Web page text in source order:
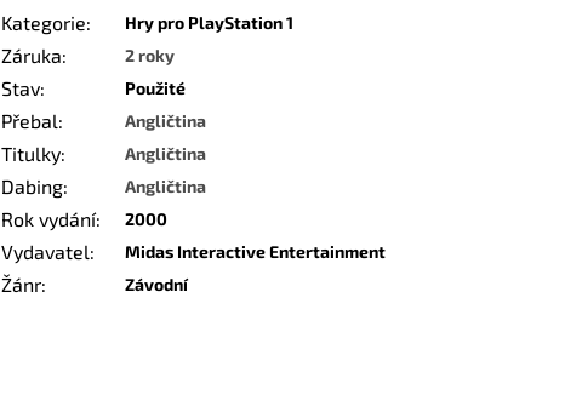
Kategorie: Hry pro PlayStation 1
Záruka: 2 roky
Stav: Použité
Přebal: Angličtina
Titulky: Angličtina
Dabing: Angličtina
Rok vydání: 2000
Vydavatel: Midas Interactive Entertainment
Žánr: Závodní